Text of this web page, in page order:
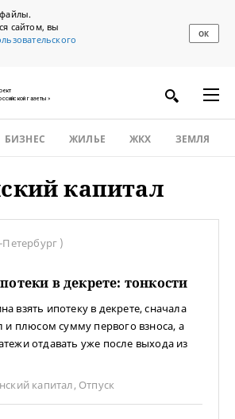
сайтом, вы
ОК
газеты»
БИЗНЕС ЖИЛЬЕ ЖКХ ЗЕМЛЯ
капитал
Петербург )
в декрете: тонкости
взять ипотеку в декрете, сначала
и плюсом сумму первого взноса, а
отдавать уже после выхода из
капитал, Отпуск